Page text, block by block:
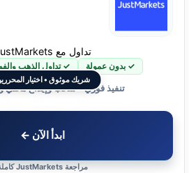
شريك موثوق • اختيار
تداول مع JustMarkets
✓ بدون عمولة ✓ تداول الذهب
تنفيذ فوري • سحب وإيداع محلي
ابدأ الآن ←
مراجعة JustMarkets كاملة